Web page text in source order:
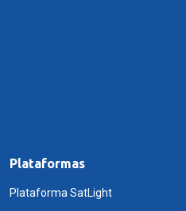
Plataformas
Plataforma SatLight